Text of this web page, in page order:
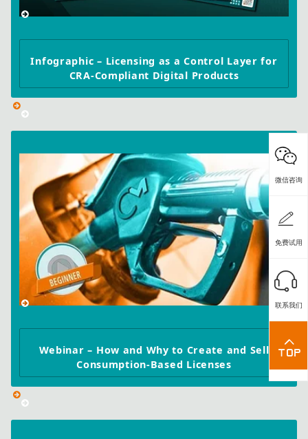
Infographic – Licensing as a Control Layer for
CRA-Compliant Digital Products
Webinar – How and Why to Create and Sell
Consumption-Based Licenses
微信咨询
免费试用
联系我们